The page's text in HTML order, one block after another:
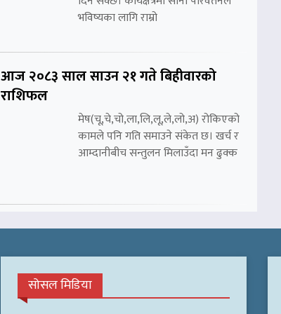
भविष्यका लागि राम्रो
आज २०८३ साल साउन २१ गते बिहीवारको
राशिफल
मेष(चू,चे,चो,ला,लि,लू,ले,लो,अ) रोकिएको
कामले पनि गति समाउने संकेत छ। खर्च र
आम्दानीबीच सन्तुलन मिलाउँदा मन ढुक्क
सोसल मिडिया